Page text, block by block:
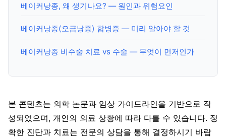
베이커낭종, 왜 생기나요? — 원인과 위험요인
베이커낭종(오금낭종) 합병증 — 미리 알아야 할 것
베이커낭종 비수술 치료 vs 수술 — 무엇이 먼저인가
본 콘텐츠는 의학 논문과 임상 가이드라인을 기반으로 작
성되었으며, 개인의 의료 상황에 따라 다를 수 있습니다. 정
확한 진단과 치료는 전문의 상담을 통해 결정하시기 바랍